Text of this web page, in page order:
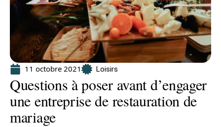
11 octobre 2021 Loisirs
Questions à poser avant d’engager
une entreprise de restauration de
mariage